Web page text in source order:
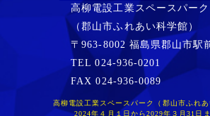
高柳電設工業スペースパーク
（郡山市ふれあい科学館）
〒963-8002 福島県郡山市駅
TEL 024-936-0201
FAX 024-936-0089
高柳電設工業スペースパーク（郡山市ふれあ
2024年４月１日から2029年３月31日ま